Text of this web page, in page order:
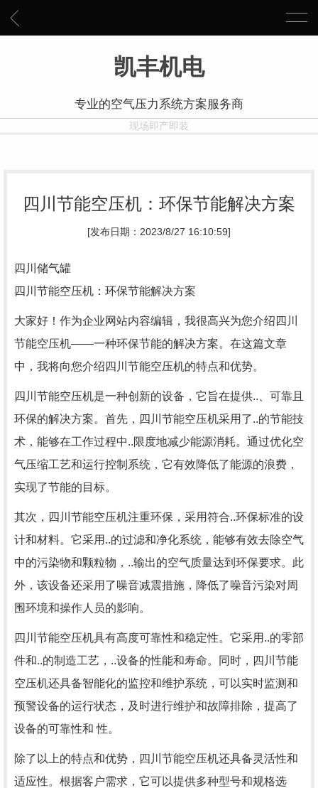
凯丰机电
专业的空气压力系统方案服务商
现场即产即装
四川节能空压机：环保节能解决方案
[发布日期：2023/8/27 16:10:59]
四川储气罐
四川节能空压机：环保节能解决方案
大家好！作为企业网站内容编辑，我很高兴为您介绍四川
节能空压机——一种环保节能的解决方案。在这篇文章
中，我将向您介绍四川节能空压机的特点和优势。
四川节能空压机是一种创新的设备，它旨在提供..、可靠且
环保的解决方案。首先，四川节能空压机采用了..的节能技
术，能够在工作过程中..限度地减少能源消耗。通过优化空
气压缩工艺和运行控制系统，它有效降低了能源的浪费，
实现了节能的目标。
其次，四川节能空压机注重环保，采用符合..环保标准的设
计和材料。它采用..的过滤和净化系统，能够有效去除空气
中的污染物和颗粒物，..输出的空气质量达到环保要求。此
外，该设备还采用了噪音减震措施，降低了噪音污染对周
围环境和操作人员的影响。
四川节能空压机具有高度可靠性和稳定性。它采用..的零部
件和..的制造工艺，..设备的性能和寿命。同时，四川节能
空压机还具备智能化的监控和维护系统，可以实时监测和
预警设备的运行状态，及时进行维护和故障排除，提高了
设备的可靠性和 性。
除了以上的特点和优势，四川节能空压机还具备灵活性和
适应性。根据客户需求，它可以提供多种型号和规格选